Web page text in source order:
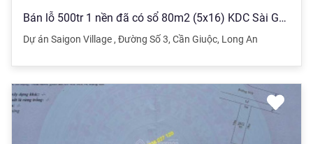
Bán lỗ 500tr 1 nền đã có sổ 80m2 (5x16) KDC Sài Gòn Village, giá chỉ 1tỷ7 hướng Nam trên đường số 3
Dự án Saigon Village , Đường Số 3, Cần Giuộc, Long An